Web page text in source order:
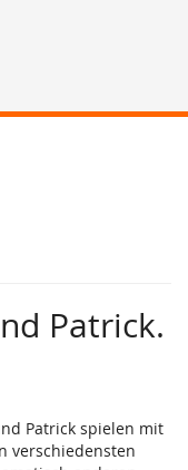
Patrick.
Patrick spielen mit
verschiedensten